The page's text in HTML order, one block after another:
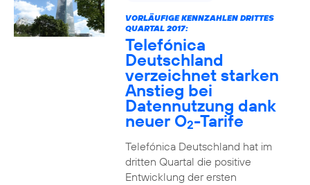
VORLÄUFIGE KENNZAHLEN DRITTES
QUARTAL 2017:
Telefónica
Deutschland
verzeichnet starken
Anstieg bei
Datennutzung dank
neuer O2-Tarife
Telefónica Deutschland hat im
dritten Quartal die positive
Entwicklung der ersten